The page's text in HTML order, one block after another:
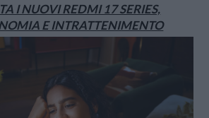
I NUOVI REDMI 17 SERIES,
E INTRATTENIMENTO